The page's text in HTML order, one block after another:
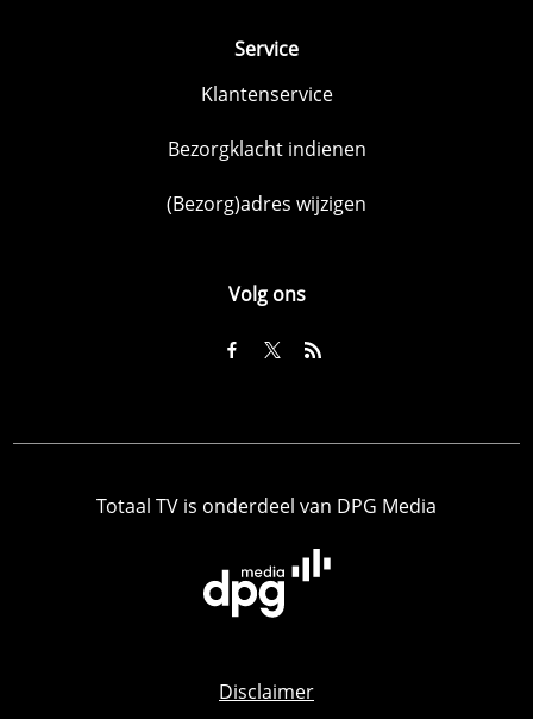
Service
Klantenservice
Bezorgklacht indienen
(Bezorg)adres wijzigen
Volg ons
Totaal TV is onderdeel van DPG Media
Disclaimer